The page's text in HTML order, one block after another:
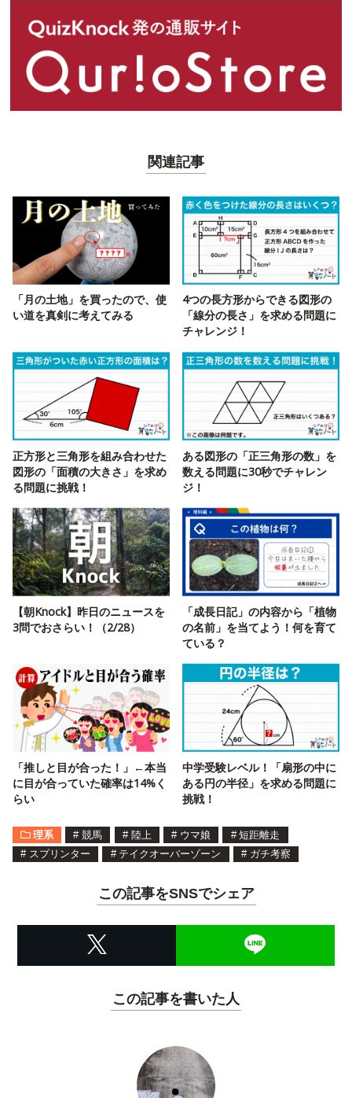
関連記事
「月の土地」を買ったので、使
い道を真剣に考えてみる
4つの長方形からできる図形の
「線分の長さ」を求める問題に
チャレンジ！
正方形と三角形を組み合わせた
図形の「面積の大きさ」を求め
る問題に挑戦！
ある図形の「正三角形の数」を
数える問題に30秒でチャレン
ジ！
【朝Knock】昨日のニュースを
3問でおさらい！（2/28）
「成長日記」の内容から「植物
の名前」を当てよう！何を育て
ている？
「推しと目が合った！」←本当
に目が合っていた確率は14%く
らい
中学受験レベル！「扇形の中に
ある円の半径」を求める問題に
挑戦！
理系 # 競馬 # 陸上 # ウマ娘 # 短距離走
# スプリンター # テイクオーバーゾーン # ガチ考察
この記事をSNSでシェア
この記事を書いた人